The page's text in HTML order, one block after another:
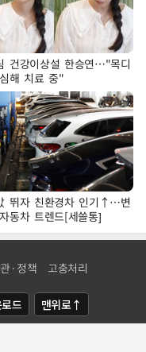
건강이상설 한승연…"목디
해 치료 중"
뛰자 친환경차 인기↑…변
동차 트렌드[세쓸통]
·정책 고충처리
드 맨위로↑